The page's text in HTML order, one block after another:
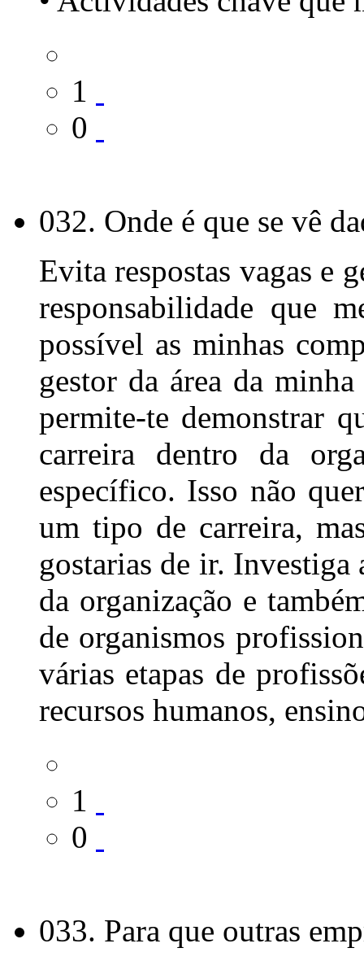
1
0
032. Onde é que se vê
Evita respostas vagas e
responsabilidade que
possível as minhas
gestor da área da
permite-te demonstrar
carreira dentro da
específico. Isso não
um tipo de carreira,
gostarias de ir. Investiga
da organização e
de organismos
várias etapas de
recursos humanos,
1
0
033. Para que outras